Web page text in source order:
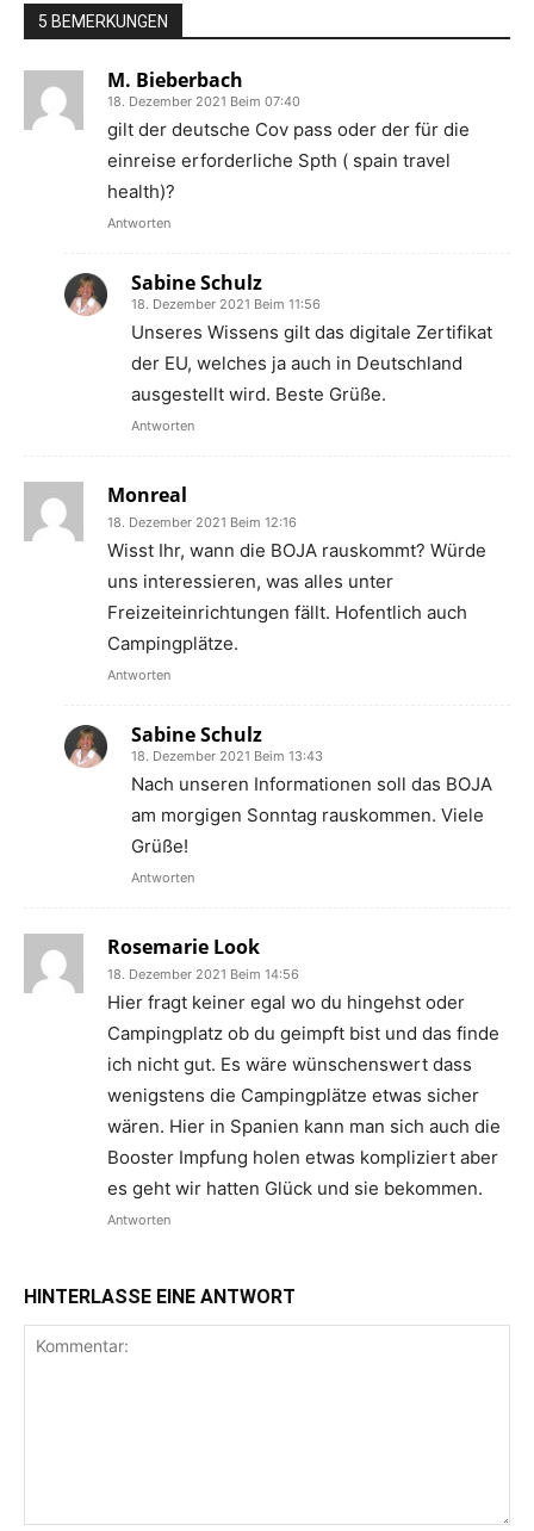
5 BEMERKUNGEN
M. Bieberbach
18. Dezember 2021 Beim 07:40
gilt der deutsche Cov pass oder der für die
einreise erforderliche Spth ( spain travel
health)?
Antworten
Sabine Schulz
18. Dezember 2021 Beim 11:56
Unseres Wissens gilt das digitale Zertifikat
der EU, welches ja auch in Deutschland
ausgestellt wird. Beste Grüße.
Antworten
Monreal
18. Dezember 2021 Beim 12:16
Wisst Ihr, wann die BOJA rauskommt? Würde
uns interessieren, was alles unter
Freizeiteinrichtungen fällt. Hofentlich auch
Campingplätze.
Antworten
Sabine Schulz
18. Dezember 2021 Beim 13:43
Nach unseren Informationen soll das BOJA
am morgigen Sonntag rauskommen. Viele
Grüße!
Antworten
Rosemarie Look
18. Dezember 2021 Beim 14:56
Hier fragt keiner egal wo du hingehst oder
Campingplatz ob du geimpft bist und das finde
ich nicht gut. Es wäre wünschenswert dass
wenigstens die Campingplätze etwas sicher
wären. Hier in Spanien kann man sich auch die
Booster Impfung holen etwas kompliziert aber
es geht wir hatten Glück und sie bekommen.
Antworten
HINTERLASSE EINE ANTWORT